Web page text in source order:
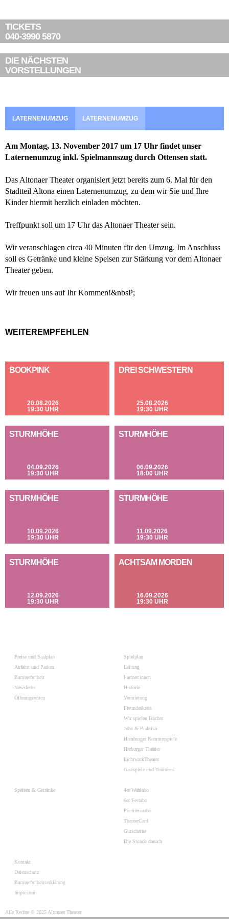
TICKETS
040-3990 5870
DIE NÄCHSTEN
VORSTELLUNGEN
LATERNENUMZUG LATERNENUMZUG
Am Montag, 13. November 2017 um 17 Uhr findet unser
Laternenumzug inkl. Spielmannszug durch Ottensen statt.
Das Altonaer Theater organisiert jetzt bereits zum 6. Mal für den
Stadtteil Altona einen Laternenumzug, zu dem wir Sie und Ihre
Kinder hiermit herzlich einladen möchten.
Treffpunkt soll um 17 Uhr das Altonaer Theater sein.
Wir veranschlagen circa 40 Minuten für den Umzug. Im Anschluss
soll es Getränke und kleine Speisen zur Stärkung vor dem Altonaer
Theater geben.
Wir freuen uns auf Ihr Kommen!&nbsP;
WEITEREMPFEHLEN
BOOKPINK
20.08.2026
19:30 UHR
DREI SCHWESTERN
25.08.2026
19:30 UHR
STURMHÖHE
04.09.2026
19:30 UHR
STURMHÖHE
06.09.2026
18:00 UHR
STURMHÖHE
10.09.2026
19:30 UHR
STURMHÖHE
11.09.2026
19:30 UHR
STURMHÖHE
12.09.2026
19:30 UHR
ACHTSAM MORDEN
16.09.2026
19:30 UHR
Preise und Saalplan
Anfahrt und Parken
Barrierefreiheit
Newsletter
Öffnungszeiten
Spielplan
Leitung
Partner:innen
Historie
Vermietung
Freundeskreis
Wir spielen Bücher
Jobs & Praktika
Hamburger Kammerspiele
Harburger Theater
LichtwarkTheater
Gastspiele und Tourneen
Speisen & Getränke
4er Wahlabo
6er Festabo
Premierenabo
TheaterCard
Gutscheine
Die Stunde danach
Kontakt
Datenschutz
Barrierefreiheitserklärung
Impressum
Alle Rechte © 2025 Altonaer Theater